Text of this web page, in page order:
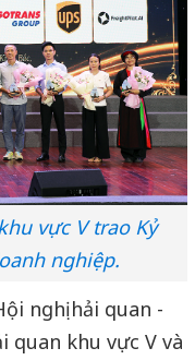
vực V trao Kỷ
nghiệp.
nghị hải quan -
quan khu vực V và